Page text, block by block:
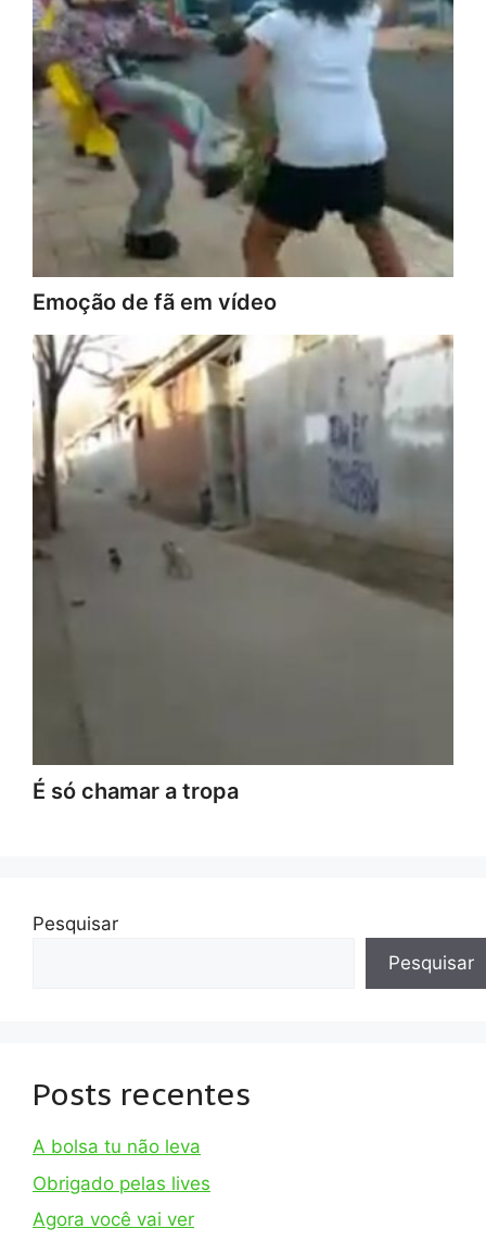
Emoção de fã em vídeo
É só chamar a tropa
Pesquisar
Pesquisar
Posts recentes
A bolsa tu não leva
Obrigado pelas lives
Agora você vai ver